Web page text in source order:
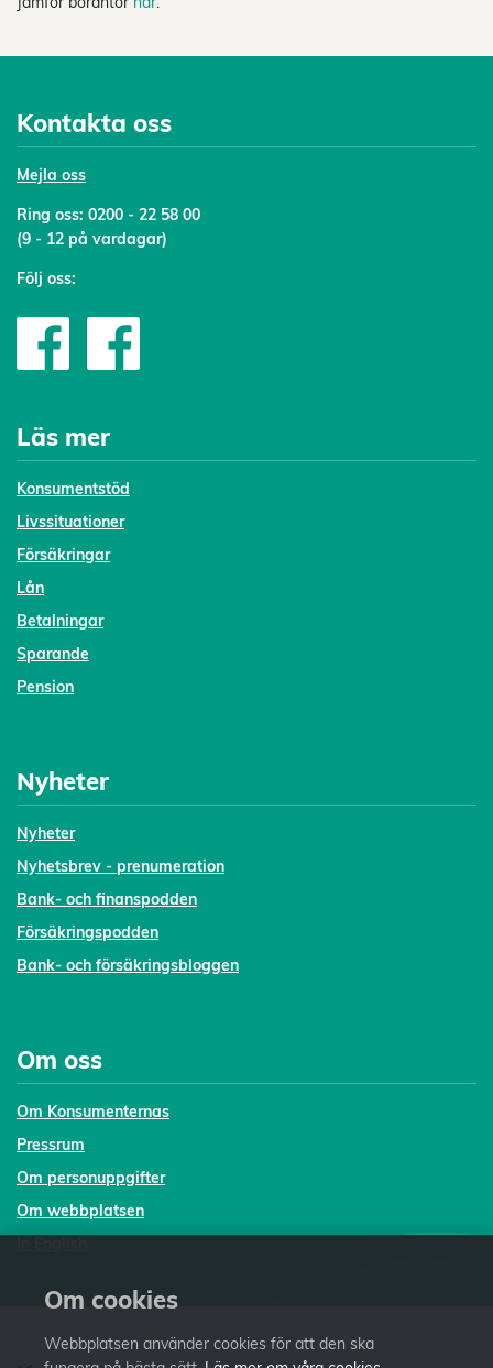
Kontakta oss
Mejla oss
Ring oss: 0200 - 22 58 00
(9 - 12 på vardagar)
Följ oss:
Läs mer
Konsumentstöd
Livssituationer
Försäkringar
Lån
Betalningar
Sparande
Pension
Nyheter
Nyheter
Nyhetsbrev - prenumeration
Bank- och finanspodden
Försäkringspodden
Bank- och försäkringsbloggen
Om oss
Om Konsumenternas
Pressrum
Om personuppgifter
Om webbplatsen
Om cookies
Webbplatsen använder cookies för att den ska